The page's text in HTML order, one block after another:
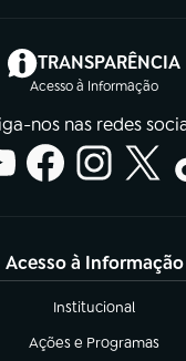
TRANSPARÊNCIA
Acesso à Informação
(abre em
nos nas redes
Acesso à Informação
Institucional
(abre em nova aba)
Ações e Programas
(abre em nova aba)